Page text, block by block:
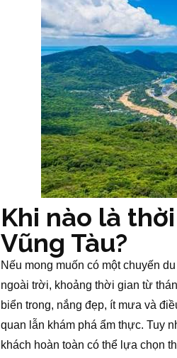
Khi nào là
Vũng Tàu?
Nếu mong muốn có một chuyến
ngoài trời, khoảng thời gian từ
biển trong, nắng đẹp, ít mưa và
quan lẫn khám phá ẩm thực. Tuy
khách hoàn toàn có thể lựa chọn